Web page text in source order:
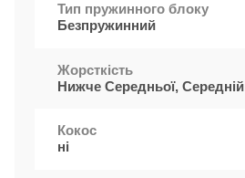
Тип пружинного блоку
Безпружинний
Жорсткість
Нижче Середньої, Середній
Кокос
ні